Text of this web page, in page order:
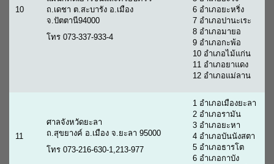
10
ถ.เดชา ต.สะบารัง อ.เมือง
จ.ปัตตานี94000
โทร 073-337-933-4
6 อำเภอยะหริ่ง
7 อำเภอปานะเระ
8 อำเภอมายอ
9 อำเภอกะพ้อ
10 อำเภอไม้แก่น
11 อำเภอยาแดง
12 อำเภอแม่ลาน
11
ศาลจังหวัดยะลา
ถ.สุขยางค์ อ.เมือง จ.ยะลา 95000
โทร 073-216-630-1,213-977
1 อำเภอเมืองยะลา
2 อำเภอรามัน
3 อำเภอยะหา
4 อำเภอบันนังสตา
5 อำเภอธารโต
6 อำเภอกาบัง